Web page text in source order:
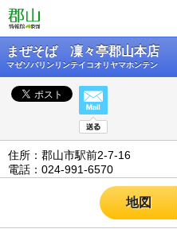
まぜそば 凜々亭郡山本店
マゼソバリンリンテイコオリヤマホンテン
住所：郡山市駅前2-7-16
電話：024-991-6570
地図